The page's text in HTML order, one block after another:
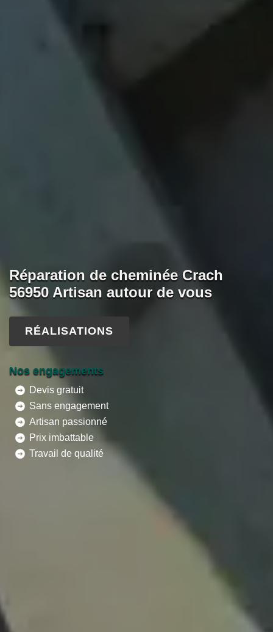
Réparation de cheminée Crach
56950 Artisan autour de vous
RÉALISATIONS
Nos engagements
Devis gratuit
Sans engagement
Artisan passionné
Prix imbattable
Travail de qualité